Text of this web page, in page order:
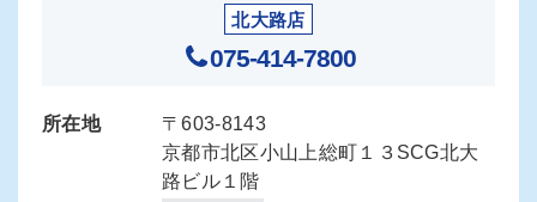
北大路店
075-414-7800
所在地
〒603-8143
京都市北区小山上総町１３SCG北大
路ビル１階